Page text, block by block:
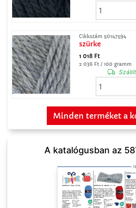
Cikkszám 50147594
szürke
1 018 Ft
2 036 Ft / 100 gramm
Minden terméket a
A katalógusban az